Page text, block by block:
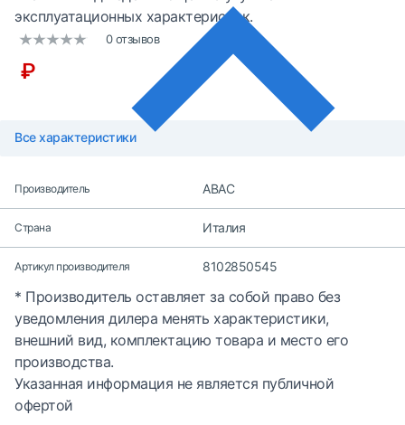
эксплуатационных характеристик.
0 отзывов
₽
Все характеристики
Производитель ABAC
Страна Италия
Артикул производителя 8102850545
* Производитель оставляет за собой право без
уведомления дилера менять характеристики,
внешний вид, комплектацию товара и место его
производства.
Указанная информация не является публичной
офертой